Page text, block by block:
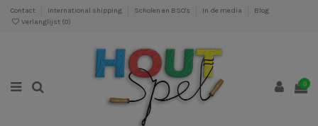
Contact International shipping Scholen en BSO's In de media
Blog
Verlanglijst (0)
0